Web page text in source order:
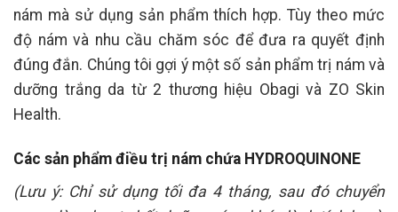
nám mà sử dụng sản phẩm thích hợp. Tùy theo mức
độ nám và nhu cầu chăm sóc để đưa ra quyết định
đúng đắn. Chúng tôi gợi ý một số sản phẩm trị nám và
dưỡng trắng da từ 2 thương hiệu Obagi và ZO Skin
Health.
Các sản phẩm điều trị nám chứa HYDROQUINONE
(Lưu ý: Chỉ sử dụng tối đa 4 tháng, sau đó chuyển